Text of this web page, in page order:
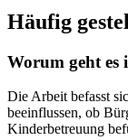
Häufig
Worum geht es
Die Arbeit befasst
beeinflussen, ob
Kinderbetreuung